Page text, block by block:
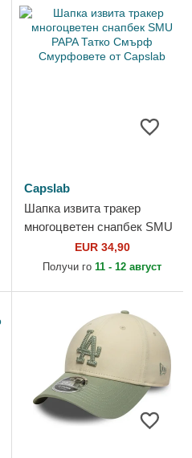
Capslab
Шапка извита тракер
многоцветен снапбек SMU
PAPA Татко Смърф
Смурфовете от Capslab
EUR 34,90
Получи го 11 - 12 август